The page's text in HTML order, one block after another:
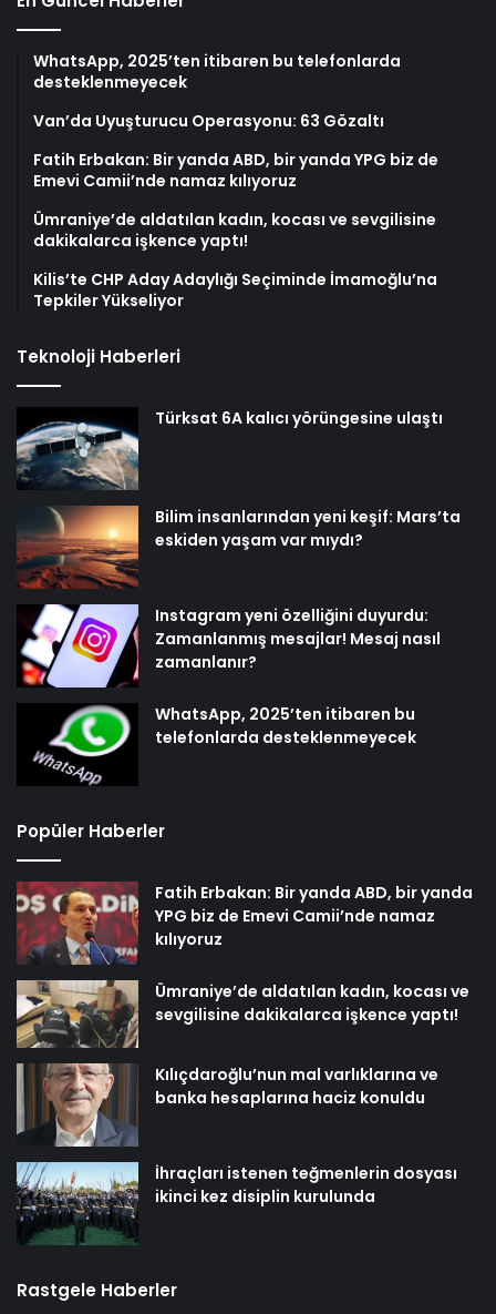
WhatsApp, 2025’ten itibaren bu telefonlarda
desteklenmeyecek
Van’da Uyuşturucu Operasyonu: 63 Gözaltı
Fatih Erbakan: Bir yanda ABD, bir yanda YPG biz de
Emevi Camii’nde namaz kılıyoruz
Ümraniye’de aldatılan kadın, kocası ve sevgilisine
dakikalarca işkence yaptı!
Kilis’te CHP Aday Adaylığı Seçiminde İmamoğlu’na
Tepkiler Yükseliyor
Teknoloji Haberleri
Türksat 6A kalıcı yörüngesine ulaştı
Bilim insanlarından yeni keşif: Mars’ta
eskiden yaşam var mıydı?
Instagram yeni özelliğini duyurdu:
Zamanlanmış mesajlar! Mesaj nasıl
zamanlanır?
WhatsApp, 2025’ten itibaren bu
telefonlarda desteklenmeyecek
Popüler Haberler
Fatih Erbakan: Bir yanda ABD, bir yanda
YPG biz de Emevi Camii’nde namaz
kılıyoruz
Ümraniye’de aldatılan kadın, kocası ve
sevgilisine dakikalarca işkence yaptı!
Kılıçdaroğlu’nun mal varlıklarına ve
banka hesaplarına haciz konuldu
İhraçları istenen teğmenlerin dosyası
ikinci kez disiplin kurulunda
Rastgele Haberler